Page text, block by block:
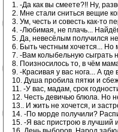
1. -Да как вы смеете?!! Ну,
2. Мне стали сниться вещие
3. Ум, честь и совесть как-то
4. -Любимая, не плачь...
5. Да, невесёлым получился
6. Быть честным хочется... Но
7. -Вам колыбельную сыграть
8. Поизносилось то, в чём
9. -Красивая у вас нога... А где
10. Душа пробила пятки и
11. -У вас, мадам, срок
12. Честь девичью блюла. Но
13.. И жить не хочется, и
14. -По морде получили?
15. -Я вас пристрою в лучший